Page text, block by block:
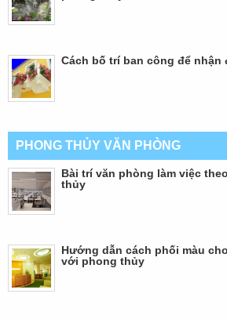
Cách bố trí ban công để
PHONG THỦY VĂN PHÒNG
Bài trí văn phòng làm việc
thủy
Hướng dẫn cách phối màu
với phong thủy